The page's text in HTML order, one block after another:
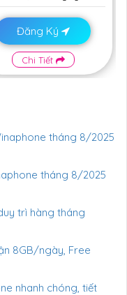
Đăng Ký
Chi Tiết
tháng 8/2025
tháng 8/2025
trì hàng tháng
8GB/ngày, Free
nhanh chóng, tiết